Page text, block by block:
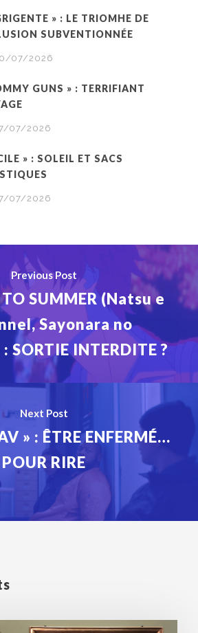
» : LE TRIOMHE DE
SUBVENTIONNÉE
07/2026
GUNS » : TERRIFIANT
07/2026
» : SOLEIL ET SACS
07/2026
Previous Post
SUMMER (Natsu e
Sayonara no
SORTIE INTERDITE ?
Next Post
» : ÊTRE ENFERMÉ…
POUR RIRE